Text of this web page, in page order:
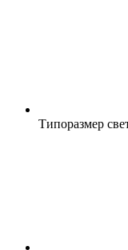
Типоразмер